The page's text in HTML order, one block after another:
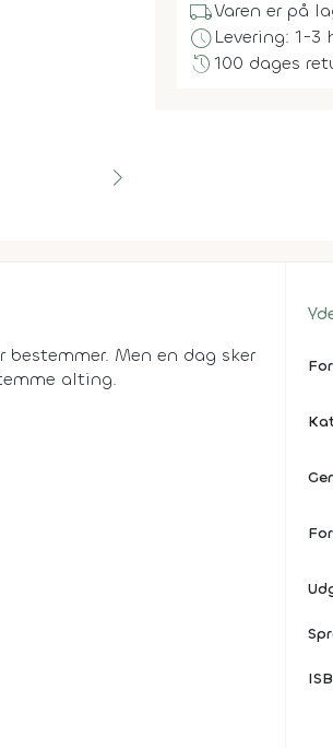
local_shippingVaren er på
scheduleLevering: 1-3
history100 dages
Men en dag sker
alting.